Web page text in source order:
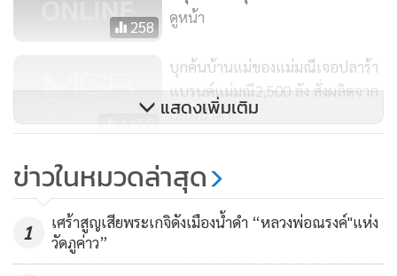
258
ดูหน้า
4,655
บุกค้นบ้านแม่ของแม่มณีเจอปลาร้า
แบรนด์แม่มณี2,500 ลัง สั่งผลิตจาก
เมืองน้ำดำ
1,531
ฟ้องหมิ่น ฉะบิดเบือนไร้สาระ ไปแก้
ปากท้องดีกว่า
แสดงเพิ่มเติม
ข่าวในหมวดล่าสุด
1
เศร้าสูญเสียพระเกจิดังเมืองน้ำดำ “หลวงพ่อณรงค์"แห่ง
วัดภูค่าว”